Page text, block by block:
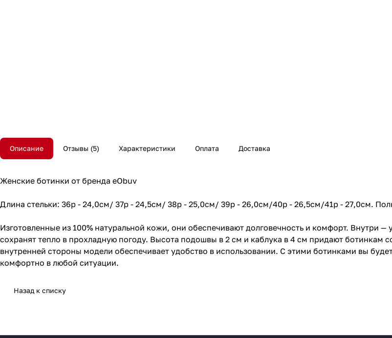
Описание Отзывы 5 Характеристики Оплата Доставка
Женские ботинки от бренда eObuv
Длина стельки: 36р - 24,0см/ 37р - 24,5см/ 38р - 25,0см/ 39р - 26,0см/40р - 26,5см/41р - 27,0см.
Изготовленные из 100% натуральной кожи, они обеспечивают долговечность и комфорт. Внутри —
сохранят тепло в прохладную погоду. Высота подошвы в 2 см и каблука в 4 см придают ботинкам
внутренней стороны модели обеспечивает удобство в использовании. С этими ботинками вы
комфортно в любой ситуации.
Назад к списку